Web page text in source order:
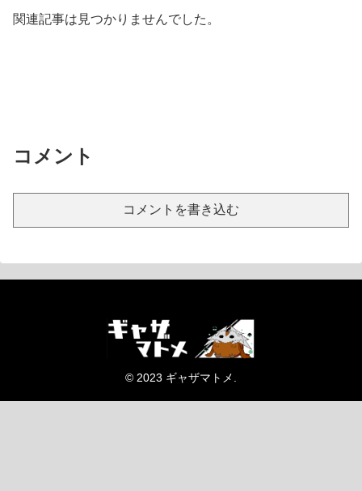
関連記事は見つかりませんでした。
コメント
コメントを書き込む
© 2023 ギャザマトメ.